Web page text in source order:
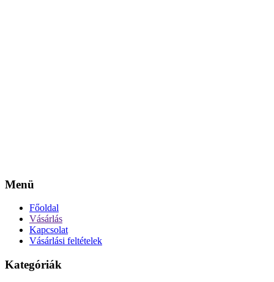
Menü
Főoldal
Vásárlás
Kapcsolat
Vásárlási feltételek
Kategóriák